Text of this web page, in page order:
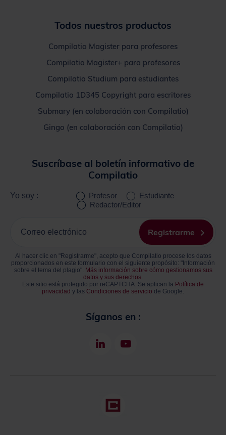
Todos nuestros productos
Compilatio Magister para profesores
Compilatio Magister+ para profesores
Compilatio Studium para estudiantes
Compilatio 1D345 Copyright para escritores
Submary (en colaboración con Compilatio)
Gingo (en colaboración con Compilatio)
Síganos en :
LinkedInYoutube
Suscríbase al boletín informativo de
Compilatio
Yo soy : Profesor
Estudiante
Redactor/Editor
Registrarme
Al hacer clic en "Registrarme", acepto que Compilatio procese los datos
proporcionados en este formulario con el siguiente propósito: "Información
sobre el tema del plagio". Más información sobre cómo gestionamos sus
datos y sus derechos.
Este sitio está protegido por reCAPTCHA. Se aplican la Política de
privacidad y las Condiciones de servicio de Google.